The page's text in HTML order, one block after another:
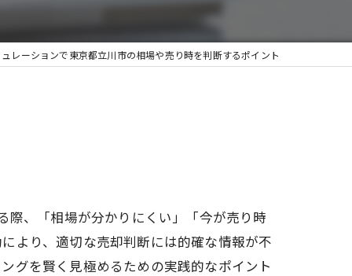
レーションで東京都立川市の相場や売り時を判断するポイント
際、「相場が分かりにくい」「今が売り時
より、適切な売却判断には的確な情報が不
グを賢く見極めるための実践的なポイント